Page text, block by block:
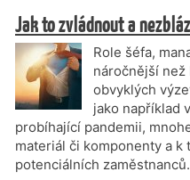
Jak to zvládnout a
Role šéfa,
náročnější
obvyklých
jako například
probíhající pandemii,
materiál či komponenty a
potenciálních zaměstnanců.